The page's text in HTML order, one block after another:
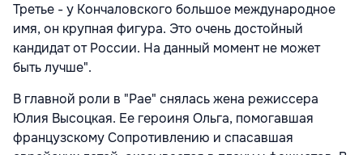
Третье - у Кончаловского большое международное
имя, он крупная фигура. Это очень достойный
кандидат от России. На данный момент не может
быть лучше".
В главной роли в "Рае" снялась жена режиссера
Юлия Высоцкая. Ее героиня Ольга, помогавшая
французскому Сопротивлению и спасавшая